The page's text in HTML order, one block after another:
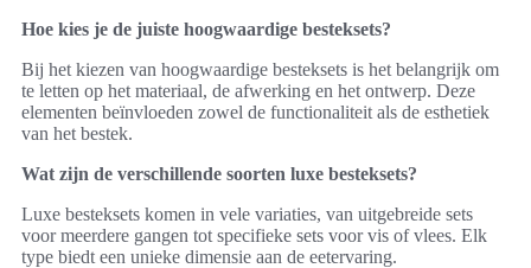
Hoe kies je de juiste hoogwaardige besteksets?
Bij het kiezen van hoogwaardige besteksets is het belangrijk om
te letten op het materiaal, de afwerking en het ontwerp. Deze
elementen beïnvloeden zowel de functionaliteit als de esthetiek
van het bestek.
Wat zijn de verschillende soorten luxe besteksets?
Luxe besteksets komen in vele variaties, van uitgebreide sets
voor meerdere gangen tot specifieke sets voor vis of vlees. Elk
type biedt een unieke dimensie aan de eetervaring.